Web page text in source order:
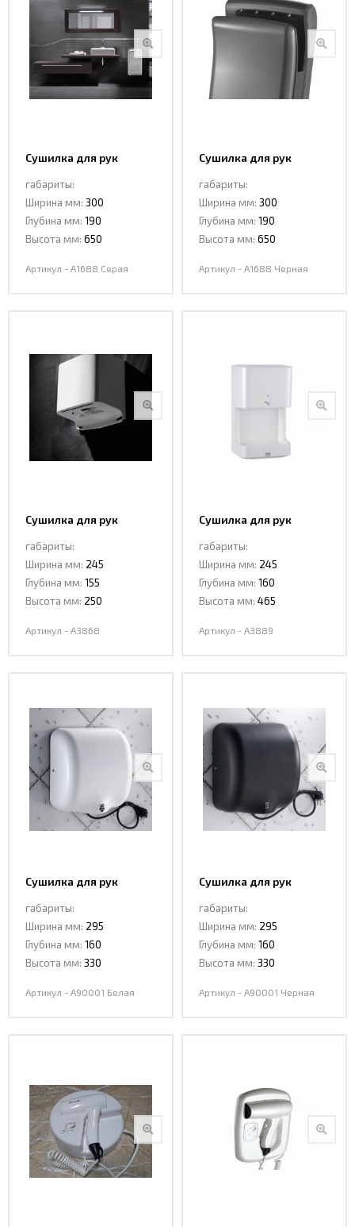
Сушилка для рук
габариты:
Ширина мм: 300
Глубина мм: 190
Высота мм: 650
Артикул - A1688 Серая
Сушилка для рук
Черная
габариты:
Ширина мм: 300
Глубина мм: 190
Высота мм: 650
Артикул - A1688 Черная
Сушилка для рук
габариты:
Ширина мм: 245
Глубина мм: 155
Высота мм: 250
Артикул - A3868
Сушилка для рук
габариты:
Ширина мм: 245
Глубина мм: 160
Высота мм: 465
Артикул - A3889
Сушилка для рук
Белая
габариты:
Ширина мм: 295
Глубина мм: 160
Высота мм: 330
Артикул - A90001 Белая
Сушилка для рук
Черная
габариты:
Ширина мм: 295
Глубина мм: 160
Высота мм: 330
Артикул - A90001 Черная